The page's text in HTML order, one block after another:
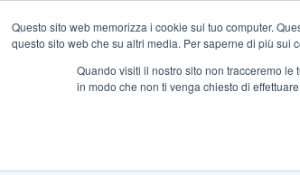
Questo sito web memorizza i cookie sul tuo computer.
questo sito web che su altri media. Per saperne di più sui
Quando visiti il ​​nostro sito non tracceremo
in modo che non ti venga chiesto di